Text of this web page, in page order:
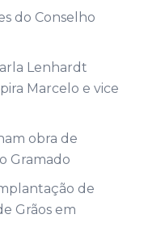
do Conselho
Lenhardt
Marcelo e vice
obra de
Gramado
de
Grãos em